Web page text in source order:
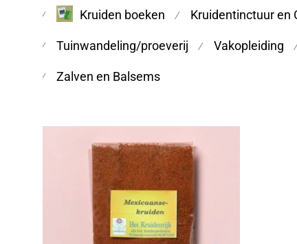
⁄ Kruiden boeken ⁄ Kruidentinctuur en
⁄ Tuinwandeling/proeverij ⁄ Vakopleiding ⁄
⁄ Zalven en Balsems